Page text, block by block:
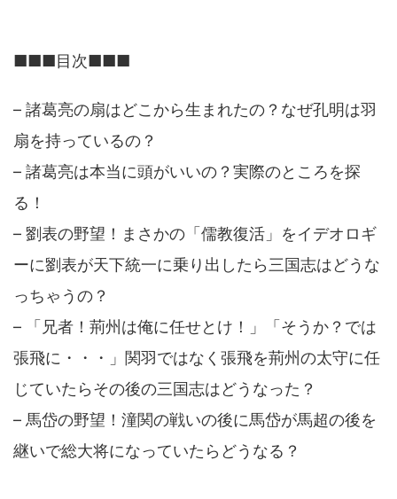
■■■目次■■■
– 諸葛亮の扇はどこから生まれたの？なぜ孔明は羽
扇を持っているの？
– 諸葛亮は本当に頭がいいの？実際のところを探
る！
– 劉表の野望！まさかの「儒教復活」をイデオロギ
ーに劉表が天下統一に乗り出したら三国志はどうな
っちゃうの？
– 「兄者！荊州は俺に任せとけ！」「そうか？では
張飛に・・・」関羽ではなく張飛を荊州の太守に任
じていたらその後の三国志はどうなった？
– 馬岱の野望！潼関の戦いの後に馬岱が馬超の後を
継いで総大将になっていたらどうなる？